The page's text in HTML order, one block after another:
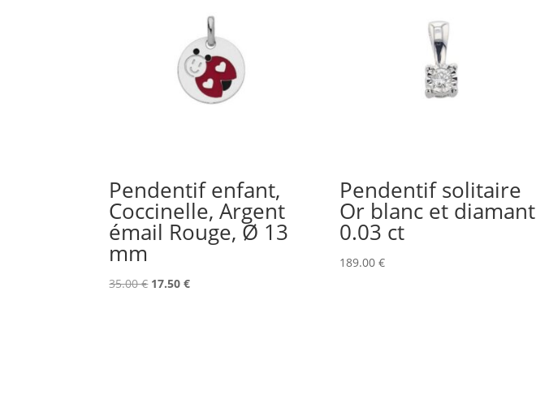
Pendentif enfant,
Coccinelle, Argent
émail Rouge, Ø 13
mm
35.00€ Le
17.50€Le
Pendentif solitaire
Or blanc et diamant
0.03 ct
189.00€